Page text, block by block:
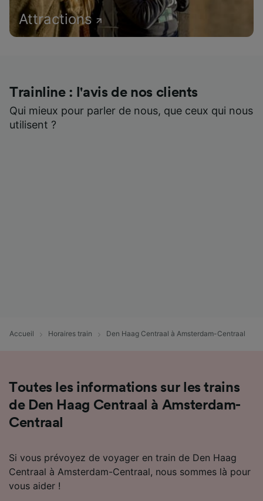
Attractions
Trainline : l'avis de nos clients
Qui mieux pour parler de nous, que ceux qui nous
utilisent ?
Accueil Horaires train Den Haag Centraal à Amsterdam-Centraal
Toutes les informations sur les trains
de Den Haag Centraal à Amsterdam-
Centraal
Si vous prévoyez de voyager en train de Den Haag
Centraal à Amsterdam-Centraal, nous sommes là pour
vous aider !